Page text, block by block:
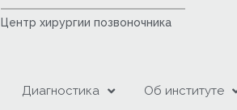
Центр хирургии позвоночника
Диагностика Об институте